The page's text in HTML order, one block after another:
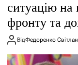
ситуацію на
фронту та
ВідФедоренко